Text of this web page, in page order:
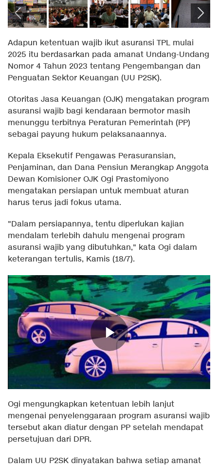
Adapun ketentuan wajib ikut asuransi TPL mulai
2025 itu berdasarkan pada amanat Undang-Undang
Nomor 4 Tahun 2023 tentang Pengembangan dan
Penguatan Sektor Keuangan (UU P2SK).
Otoritas Jasa Keuangan (OJK) mengatakan program
asuransi wajib bagi kendaraan bermotor masih
menunggu terbitnya Peraturan Pemerintah (PP)
sebagai payung hukum pelaksanaannya.
Kepala Eksekutif Pengawas Perasuransian,
Penjaminan, dan Dana Pensiun Merangkap Anggota
Dewan Komisioner OJK Ogi Prastomiyono
mengatakan persiapan untuk membuat aturan
harus terus jadi fokus utama.
"Dalam persiapannya, tentu diperlukan kajian
mendalam terlebih dahulu mengenai program
asuransi wajib yang dibutuhkan," kata Ogi dalam
keterangan tertulis, Kamis (18/7).
Ogi mengungkapkan ketentuan lebih lanjut
mengenai penyelenggaraan program asuransi wajib
tersebut akan diatur dengan PP setelah mendapat
persetujuan dari DPR.
Dalam UU P2SK dinyatakan bahwa setiap amanat